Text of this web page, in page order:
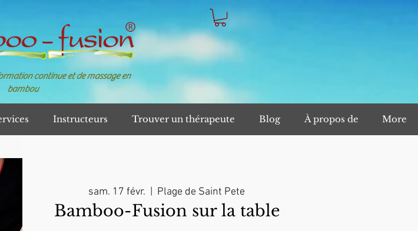
continue et de massage en
bambou
Instructeurs Trouver un thérapeute Blog À propos de More
sam. 17 févr. Plage de Saint Pete
Bamboo-Fusion sur la table